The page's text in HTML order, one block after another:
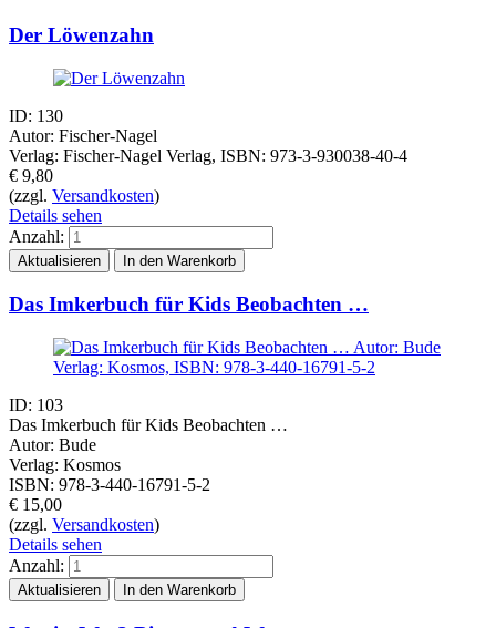
Der Löwenzahn
ID: 130
Autor: Fischer-Nagel
Verlag: Fischer-Nagel Verlag, ISBN: 973-3-930038-40-4
€ 9,80
(zzgl. Versandkosten)
Details sehen
Anzahl:
Das Imkerbuch für Kids Beobachten …
ID: 103
Das Imkerbuch für Kids Beobachten …
Autor: Bude
Verlag: Kosmos
ISBN: 978-3-440-16791-5-2
€ 15,00
(zzgl. Versandkosten)
Details sehen
Anzahl: